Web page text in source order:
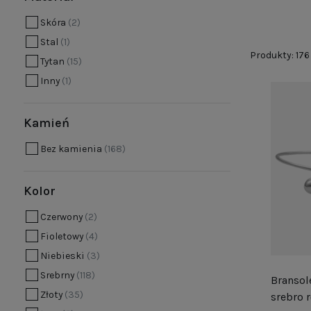
Skóra (2)
Stal (1)
Tytan (15)
Inny (1)
Kamień
Bez kamienia (168)
Kolor
Czerwony (2)
Fioletowy (4)
Niebieski (3)
Srebrny (118)
Złoty (35)
urok i
W
znaczenie
Produkty: 176
srebro